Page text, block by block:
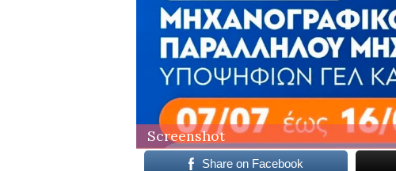
Screenshot
Share on Facebook